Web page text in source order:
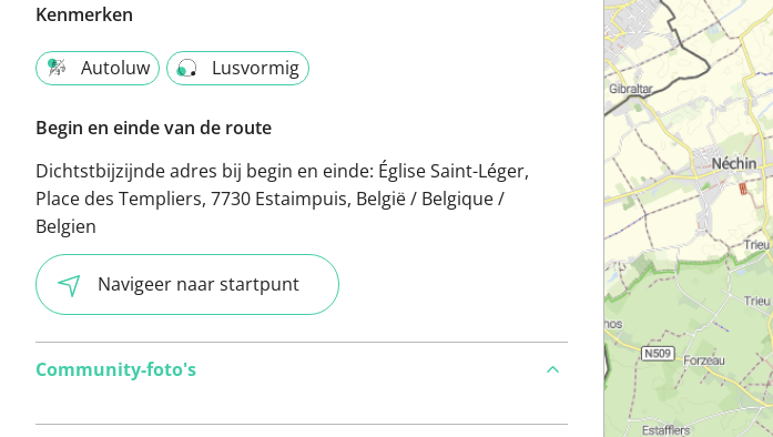
Kenmerken
Autoluw Lusvormig
Begin en einde van de route
Dichtstbijzijnde adres bij begin en einde: Église Saint-Léger,
Place des Templiers, 7730 Estaimpuis, België / Belgique /
Belgien
Navigeer naar startpunt
Community-foto's